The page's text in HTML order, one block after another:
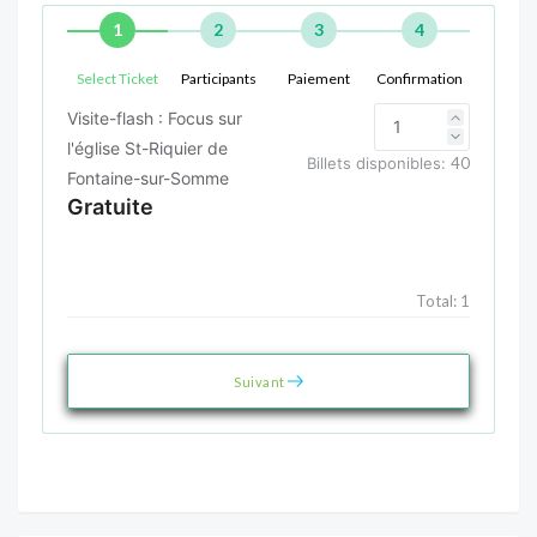
1
Select Ticket
2
Participants
3
Paiement
4
Confirmation
Visite-flash : Focus sur
l'église St-Riquier de
Fontaine-sur-Somme
Gratuite
Billets disponibles: 40
Total: 1
Suivant